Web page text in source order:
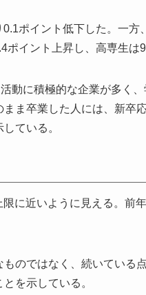
ポイント低下した。一方
イント上昇し、高専生は
動に積極的な企業が多く
ま卒業した人には、新卒
ている。
に近いように見える。前
のではなく、続いている
を示している。